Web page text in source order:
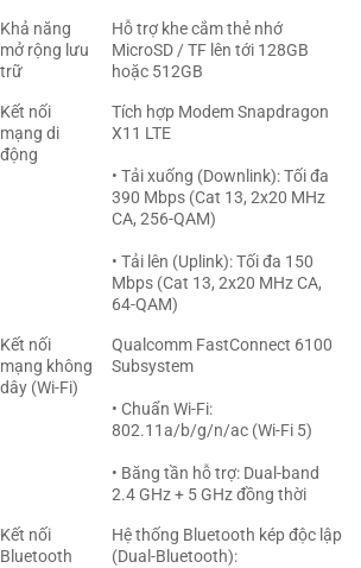
Khả năng
mở rộng lưu
trữ
Hỗ trợ khe cắm thẻ nhớ
MicroSD / TF lên tới 128GB
hoặc 512GB
Kết nối
mạng di
động
Tích hợp Modem Snapdragon
X11 LTE
• Tải xuống (Downlink): Tối đa
390 Mbps (Cat 13, 2x20 MHz
CA, 256-QAM)
• Tải lên (Uplink): Tối đa 150
Mbps (Cat 13, 2x20 MHz CA,
64-QAM)
Kết nối
mạng không
dây (Wi-Fi)
Qualcomm FastConnect 6100
Subsystem
• Chuẩn Wi-Fi:
802.11a/b/g/n/ac (Wi-Fi 5)
• Băng tần hỗ trợ: Dual-band
2.4 GHz + 5 GHz đồng thời
Kết nối
Bluetooth
Hệ thống Bluetooth kép độc lập
(Dual-Bluetooth):